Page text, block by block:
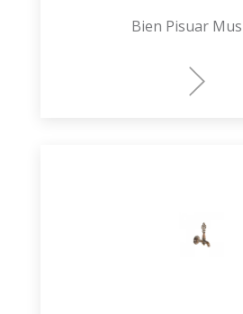
Bien Pisuar